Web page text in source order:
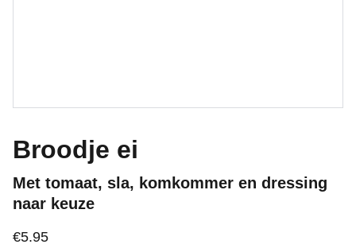
Broodje ei
Met tomaat, sla, komkommer en dressing
naar keuze
€5.95